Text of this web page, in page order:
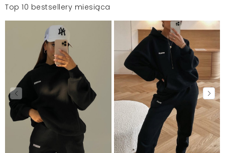
Top 10 bestsellery miesiąca